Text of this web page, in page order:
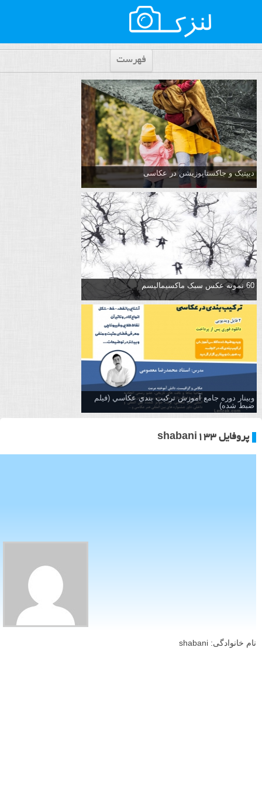
فهرست
دیپتیک و جاکستا‌پوزیشن در عکاسی
60 نمونه عکس سبک ماکسیمالیسم
وبینار دوره جامع آموزش تركيب بندي عكاسي (فیلم
ضبط شده)
پروفایل shabani133
نام خانوادگی: shabani